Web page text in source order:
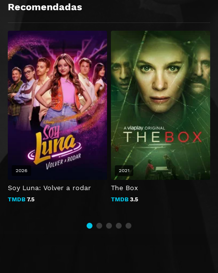
Recomendadas
Soy Luna: Volver a rodar
TMDB 7.5
2026
The Box
TMDB 3.5
2021